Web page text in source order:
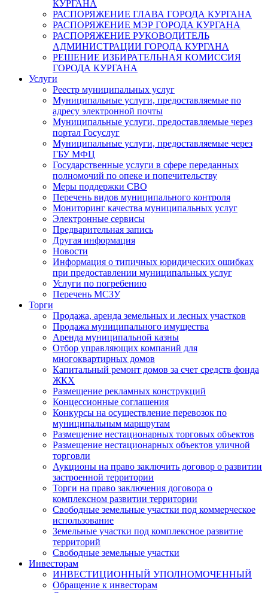
КУРГАНА
РАСПОРЯЖЕНИЕ ГЛАВА ГОРОДА КУРГАНА
РАСПОРЯЖЕНИЕ МЭР ГОРОДА КУРГАНА
РАСПОРЯЖЕНИЕ РУКОВОДИТЕЛЬ
АДМИНИСТРАЦИИ ГОРОДА КУРГАНА
РЕШЕНИЕ ИЗБИРАТЕЛЬНАЯ КОМИССИЯ
ГОРОДА КУРГАНА
Услуги
Реестр муниципальных услуг
Муниципальные услуги, предоставляемые по
адресу электронной почты
Муниципальные услуги, предоставляемые через
портал Госуслуг
Муниципальные услуги, предоставляемые через
ГБУ МФЦ
Государственные услуги в сфере переданных
полномочий по опеке и попечительству
Меры поддержки СВО
Перечень видов муниципального контроля
Мониторинг качества муниципальных услуг
Электронные сервисы
Предварительная запись
Другая информация
Новости
Информация о типичных юридических ошибках
при предоставлении муниципальных услуг
Услуги по погребению
Перечень МСЗУ
Торги
Продажа, аренда земельных и лесных участков
Продажа муниципального имущества
Аренда муниципальной казны
Отбор управляющих компаний для
многоквартирных домов
Капитальный ремонт домов за счет средств фонда
ЖКХ
Размещение рекламных конструкций
Концессионные соглашения
Конкурсы на осуществление перевозок по
муниципальным маршрутам
Размещение нестационарных торговых объектов
Размещение нестационарных объектов уличной
торговли
Аукционы на право заключить договор о развитии
застроенной территории
Торги на право заключения договора о
комплексном развитии территории
Свободные земельные участки под коммерческое
использование
Земельные участки под комплексное развитие
территорий
Свободные земельные участки
Инвесторам
ИНВЕСТИЦИОННЫЙ УПОЛНОМОЧЕННЫЙ
Обращение к инвесторам